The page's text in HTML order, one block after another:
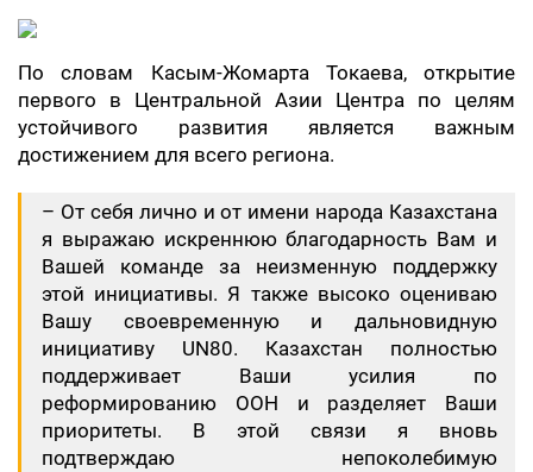
По словам Касым-Жомарта Токаева, открытие
первого в Центральной Азии Центра по целям
устойчивого развития является важным
достижением для всего региона.
– От себя лично и от имени народа Казахстана
я выражаю искреннюю благодарность Вам и
Вашей команде за неизменную поддержку
этой инициативы. Я также высоко оцениваю
Вашу своевременную и дальновидную
инициативу UN80. Казахстан полностью
поддерживает Ваши усилия по
реформированию ООН и разделяет Ваши
приоритеты. В этой связи я вновь
подтверждаю непоколебимую